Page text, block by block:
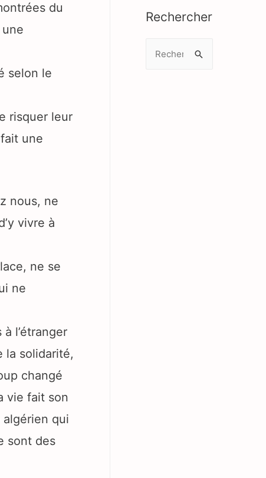
du
selon le
risquer leur
une
nous, ne
vivre à
ne se
ne
l’étranger
la solidarité,
changé
vie fait son
algérien qui
sont des
Rechercher